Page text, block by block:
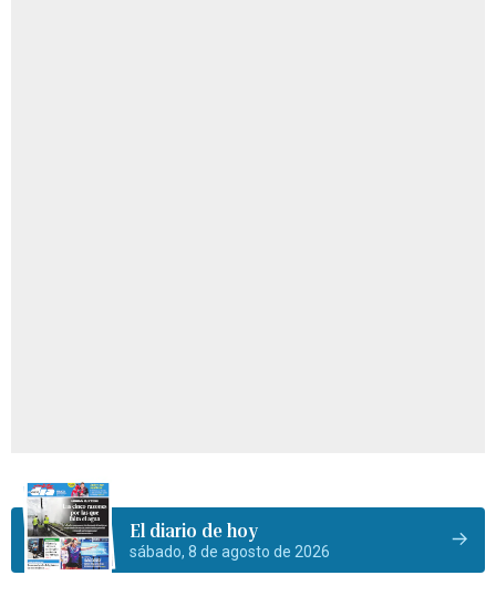
El diario de hoy
sábado, 8 de agosto de 2026